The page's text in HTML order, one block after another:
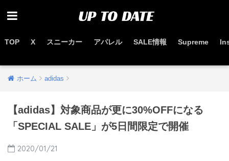
TOP X スニーカー アパレル SALE情報 Supreme
ホーム adidas
【adidas】対象商品が更に30%OFFになる
「SPECIAL SALE」が5日間限定で開催
2020/01/21